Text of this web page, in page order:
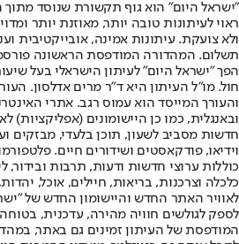
"ישראל היום" הוא גוף תקשורת שנוסד מתוך
ראוי לעיתונות טובה יותר, מאוזנת יותר
ולא צועקת. עיתונות אמינה, אובייקטיבית
הפך "ישראל היום" לעיתון הישראלי בעל
חול. מו"ל העיתון היא ד"ר מרים אדלסון.
והעורך המייסד הוא עמוס רגב. אתרי
חדשות מסביב לשעון, תוכן בלעדי, מבזקים
וידיאו, פודקאסטים ושידורים חיים.
כוללות ערוצי חדשות ודעות, תרבות ובידור,
לאוויר האתר החדש והיישומון החדש של
לספק לגולשים חוויה מהירה, עדכנית,
המודפסת של העיתון זמינים גם באתר,